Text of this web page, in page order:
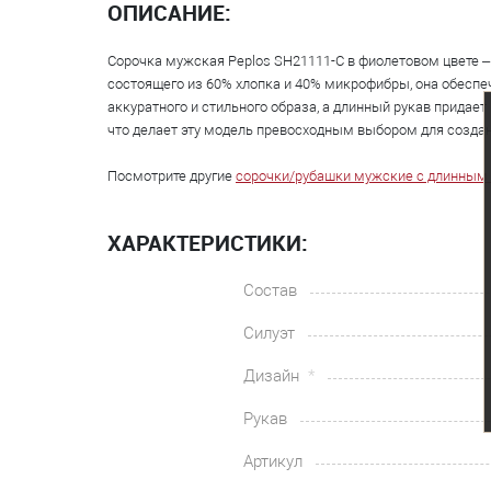
ОПИСАНИЕ:
Сорочка мужская Peplos SH21111-C в фиолетовом цвете
состоящего из 60% хлопка и 40% микрофибры, она
аккуратного и стильного образа, а длинный рукав
что делает эту модель превосходным выбором для
Посмотрите другие сорочки/рубашки мужские с длинным
ХАРАКТЕРИСТИКИ:
Состав
Силуэт
Дизайн
Рукав
Артикул